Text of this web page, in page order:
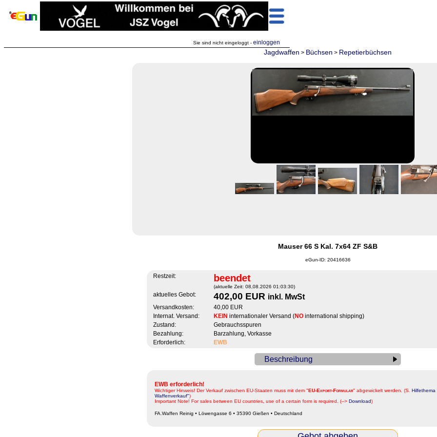
Sie sind nicht eingeloggt - einloggen
Jagdwaffen > Büchsen > Repetierbüchsen
Mauser 66 S Kal. 7x64 ZF S&B
eGun-ID: 20416636
Restzeit: beendet
(aktuelle Zeit: 08,08.2026 01:03:30)
aktuelles Gebot: 402,00 EUR inkl. MwSt
Versandkosten:
40,00 EUR
Internat. Versand:
KEIN internationaler Versand (NOinternational shipping)
Zustand:
Gebrauchsspuren
Bezahlung:
Barzahlung, Vorkasse
Erforderlich:
EWB
Beschreibung
EWB erforderlich!
Wichtiger Hinweis! Der Verkauf zwischen EU-Staaten muss mit dem "EU-Export-Formular" abgewickelt werden. (S. Hilfethema
Waffenverkauf")
Important Note! For sales between EU countries, use of a certain form is required. (--> Download)
FA.Waffen Reinig • Löwengasse 6 • 35390 Gießen • Deutschland